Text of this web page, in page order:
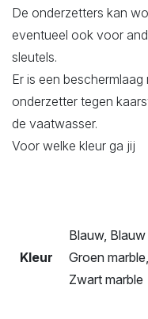
De onderzetters kan
eventueel ook voor
sleutels.
Er is een
onderzetter tegen
de vaatwasser.
Voor welke kleur ga jij
Kleur
Blauw, Blauw
Groen
Zwart marble